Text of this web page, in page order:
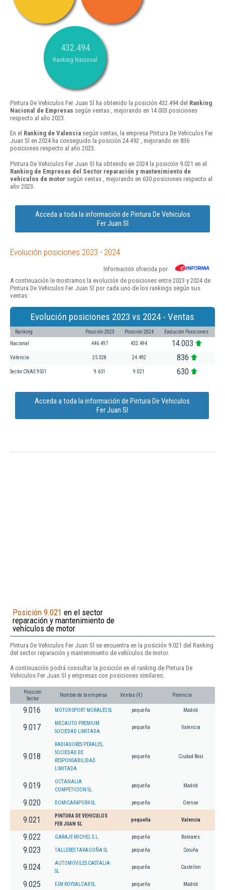
432.494
Ranking Nacional
Pintura De Vehiculos Fer Juan Sl ha obtenido la posición 432.494 del Ranking
Nacional de Empresas según ventas , mejorando en 14.003 posiciones
respecto al año 2023.
En el Ranking de Valencia según ventas, la empresa Pintura De Vehiculos Fer
Juan Sl en 2024 ha conseguido la posición 24.492 , mejorando en 836
posiciones respecto al año 2023.
Pintura De Vehiculos Fer Juan Sl ha obtenido en 2024 la posición 9.021 en el
Ranking de Empresas del Sector reparación y mantenimiento de
vehículos de motor según ventas , mejorando en 630 posiciones respecto al
año 2023.
Acceda a toda la información de Pintura De Vehiculos
Fer Juan Sl
Evolución posiciones 2023 - 2024
Información ofrecida por
A continuación le mostramos la evolución de posiciones entre 2023 y 2024 de
Pintura De Vehiculos Fer Juan Sl por cada uno de los rankings según sus
ventas:
Evolución posiciones 2023 vs 2024 - Ventas
Ranking Posición 2023 Posición 2024 Evolución Posiciones
Nacional 446.497 432.494 14.003
Valencia 25.328 24.492 836
Sector CNAE 9531 9.651 9.021 630
Acceda a toda la información de Pintura De Vehiculos
Fer Juan Sl
Posición 9.021 en el sector
reparación y mantenimiento de
vehículos de motor
Pintura De Vehiculos Fer Juan Sl se encuentra en la posición 9.021 del Ranking
del sector reparación y mantenimiento de vehículos de motor.
A continuación podrá consultar la posición en el ranking de Pintura De
Vehiculos Fer Juan Sl y empresas con posiciones similares:
Posición
Sector
Nombre de la empresa Ventas (€) Provincia
9.016 MOTOR SPORT MORALES SL pequeña Madrid
9.017
MECAUTO PREMIUM
SOCIEDAD LIMITADA.
pequeña Valencia
9.018
RADIADORES PERALES,
SOCIEDAD DE
RESPONSABILIDAD
LIMITADA.
pequeña Ciudad Real
9.019
OCTANALIA
COMPETICION SL.
pequeña Madrid
9.020 DOMICAR4POR4 SL. pequeña Orense
9.021
PINTURA DE VEHICULOS
FER JUAN SL
pequeña Valencia
9.022 GARAJE MICHEL S.L. pequeña Baleares
9.023 TALLERES TARAGOÑA SL pequeña Coruña
9.024
AUTOMOVILES CASTALIA
SL
pequeña Castellon
9.025 FJM ROYSALCAR SL. pequeña Madrid